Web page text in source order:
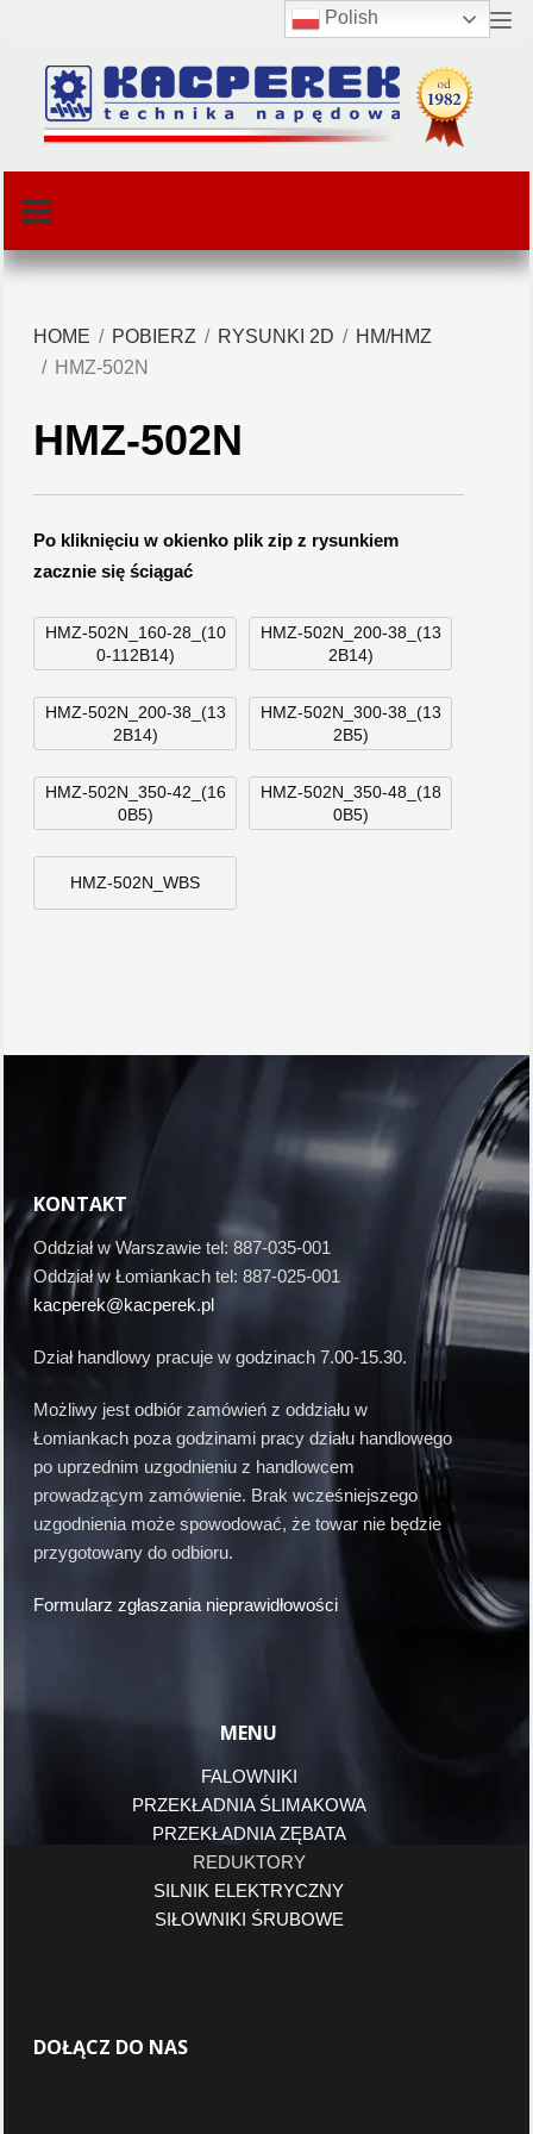
HOME POBIERZ RYSUNKI 2D
HM/HMZ
HMZ-502N
HMZ-502N
Po kliknięciu w okienko plik zip z rysunkiem
zacznie się ściągać
HMZ-502N_160-28_(10
0-112B14)
HMZ-502N_200-38_(13
2B14)
HMZ-502N_200-38_(13
2B14)
HMZ-502N_300-38_(13
2B5)
HMZ-502N_350-42_(16
0B5)
HMZ-502N_350-48_(18
0B5)
HMZ-502N_WBS
KONTAKT
Oddział w Warszawie tel: 887-035-001
Oddział w Łomiankach tel: 887-025-001
kacperek@kacperek.pl
Dział handlowy pracuje w godzinach 7.00-15.30.
Możliwy jest odbiór zamówień z oddziału w
Łomiankach poza godzinami pracy działu handlowego
po uprzednim uzgodnieniu z handlowcem
prowadzącym zamówienie. Brak wcześniejszego
uzgodnienia może spowodować, że towar nie będzie
przygotowany do odbioru.
Formularz zgłaszania nieprawidłowości
MENU
FALOWNIKI
PRZEKŁADNIA ŚLIMAKOWA
PRZEKŁADNIA ZĘBATA
REDUKTORY
SILNIK ELEKTRYCZNY
SIŁOWNIKI ŚRUBOWE
DOŁĄCZ DO NAS
Polish